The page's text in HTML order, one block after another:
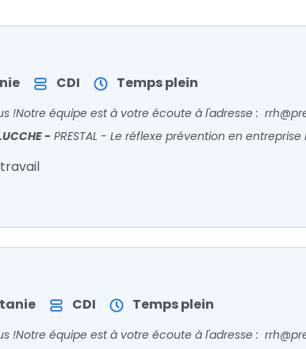
CDI Temps plein
!Notre équipe est à votre écoute à l'adresse :
- PRESTAL - Le réflexe prévention en entreprise
CDI Temps plein
!Notre équipe est à votre écoute à l'adresse :